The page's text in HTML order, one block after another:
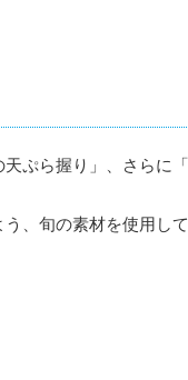
ぷら握り」、さらに
、旬の素材を使用して